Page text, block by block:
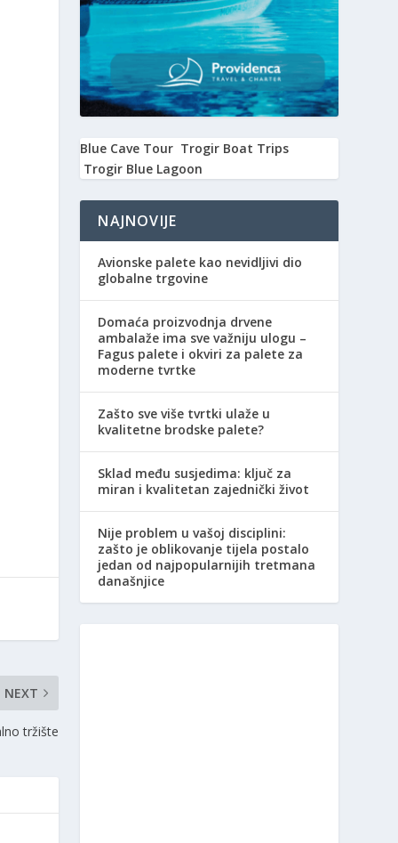
NEXT
tržište
Blue Cave Tour Trogir Boat Trips
Trogir Blue Lagoon
NAJNOVIJE
Avionske palete kao nevidljivi dio
globalne trgovine
Domaća proizvodnja drvene
ambalaže ima sve važniju ulogu –
Fagus palete i okviri za palete za
moderne tvrtke
Zašto sve više tvrtki ulaže u
kvalitetne brodske palete?
Sklad među susjedima: ključ za
miran i kvalitetan zajednički život
Nije problem u vašoj disciplini:
zašto je oblikovanje tijela postalo
jedan od najpopularnijih tretmana
današnjice